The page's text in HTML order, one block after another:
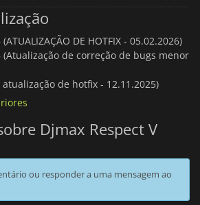
DE HOTFIX - 05.02.2026)
(Atualização de correção de bugs menor
de hotfix - 12.11.2025)
Djmax Respect V
ou responder a uma mensagem ao